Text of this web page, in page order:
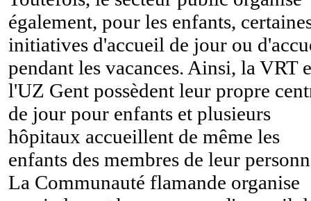
également, pour les enfants,
initiatives d'accueil de jour ou
pendant les vacances. Ainsi, la VRT
l'UZ Gent possèdent leur propre
de jour pour enfants et plusieurs
hôpitaux accueillent de même les
enfants des membres de leur
La Communauté flamande organise